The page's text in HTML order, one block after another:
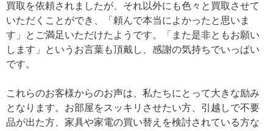
買取を依頼されましたが、それ以外にも色々と買取させて
いただくことができ、「頼んで本当によかったと思いま
す」とご満足いただけたようです。「また是非ともお願い
します」というお言葉も頂戴し、感謝の気持ちでいっぱい
です。
これらのお客様からのお声は、私たちにとって大きな励み
となります。お部屋をスッキリさせたい方、引越しで不要
品が出た方、家具や家電の買い替えを検討されている方な